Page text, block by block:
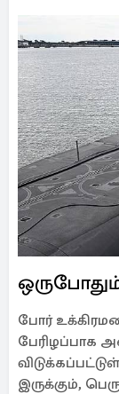
போர்
பேரிழப்பாக
இருக்கும்,